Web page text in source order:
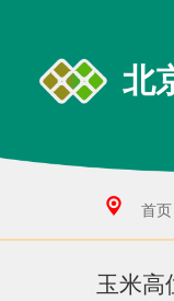
北
首页
玉米高